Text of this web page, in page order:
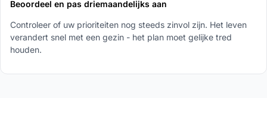
Beoordeel en pas driemaandelijks aan
Controleer of uw prioriteiten nog steeds zinvol zijn. Het leven
verandert snel met een gezin - het plan moet gelijke tred
houden.